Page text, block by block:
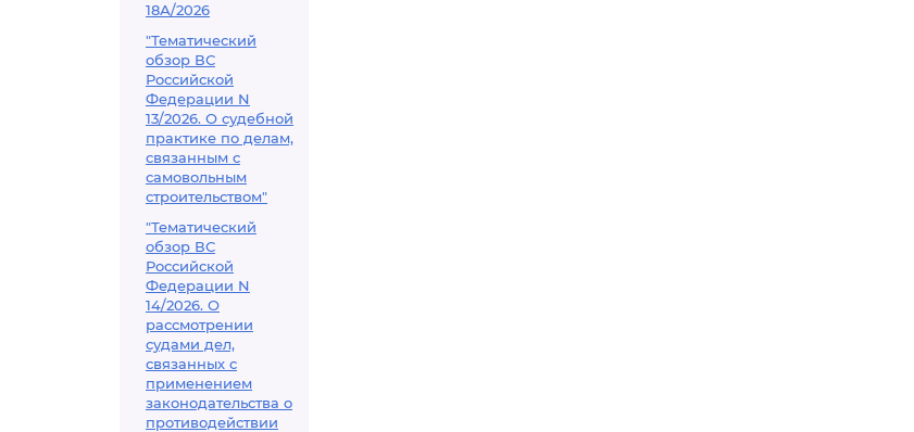
18А/2026
"Тематический
обзор ВС
Российской
Федерации N
13/2026. О судебной
практике по делам,
связанным с
самовольным
строительством"
"Тематический
обзор ВС
Российской
Федерации N
14/2026. О
рассмотрении
судами дел,
связанных с
применением
законодательства о
противодействии